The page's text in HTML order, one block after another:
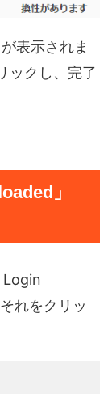
表示されま
ックし、完了
」
Login
れをクリッ